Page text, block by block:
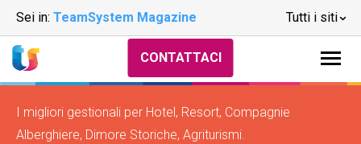
Sei in: TeamSystem Magazine Tutti i siti
CONTATTACI
I migliori gestionali per Hotel, Resort, Compagnie
Alberghiere, Dimore Storiche, Agriturismi.